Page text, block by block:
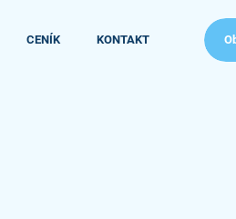
CENÍK KONTAKT